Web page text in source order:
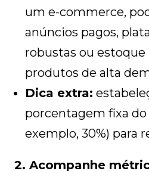
um e-commerce,
anúncios pagos,
robustas ou estoque
produtos de alta
Dica extra:
porcentagem fixa
exemplo, 30%) para
2. Acompanhe